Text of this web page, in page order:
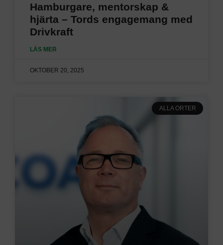
Hamburgare, mentor­skap &
hjärta – Tords engagemang med
Drivkraft
LÄS MER
OKTOBER 20, 2025
ALLA ORTER